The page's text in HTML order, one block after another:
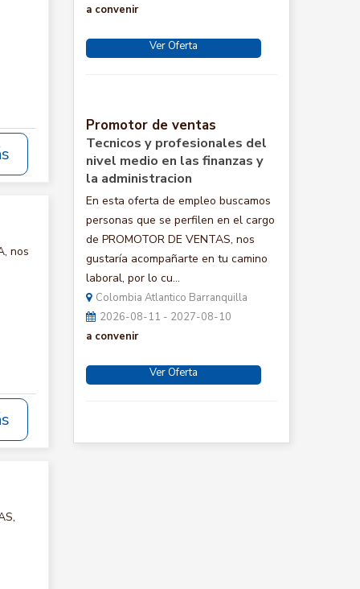
nos
a convenir
Ver Oferta
Promotor de ventas
Tecnicos y profesionales del
nivel medio en las finanzas y
la administracion
En esta oferta de empleo buscamos
personas que se perfilen en el cargo
de PROMOTOR DE VENTAS, nos
gustaría acompañarte en tu camino
laboral, por lo cu...
Colombia Atlantico Barranquilla
2026-08-11 - 2027-08-10
a convenir
Ver Oferta